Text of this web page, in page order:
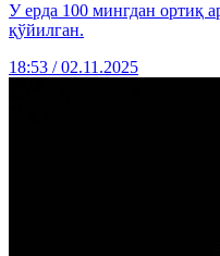
У ерда 100 мингдан ортиқ
қўйилган.
18:53 / 02.11.2025